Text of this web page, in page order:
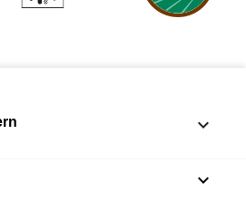
keyboard_arrow_down
